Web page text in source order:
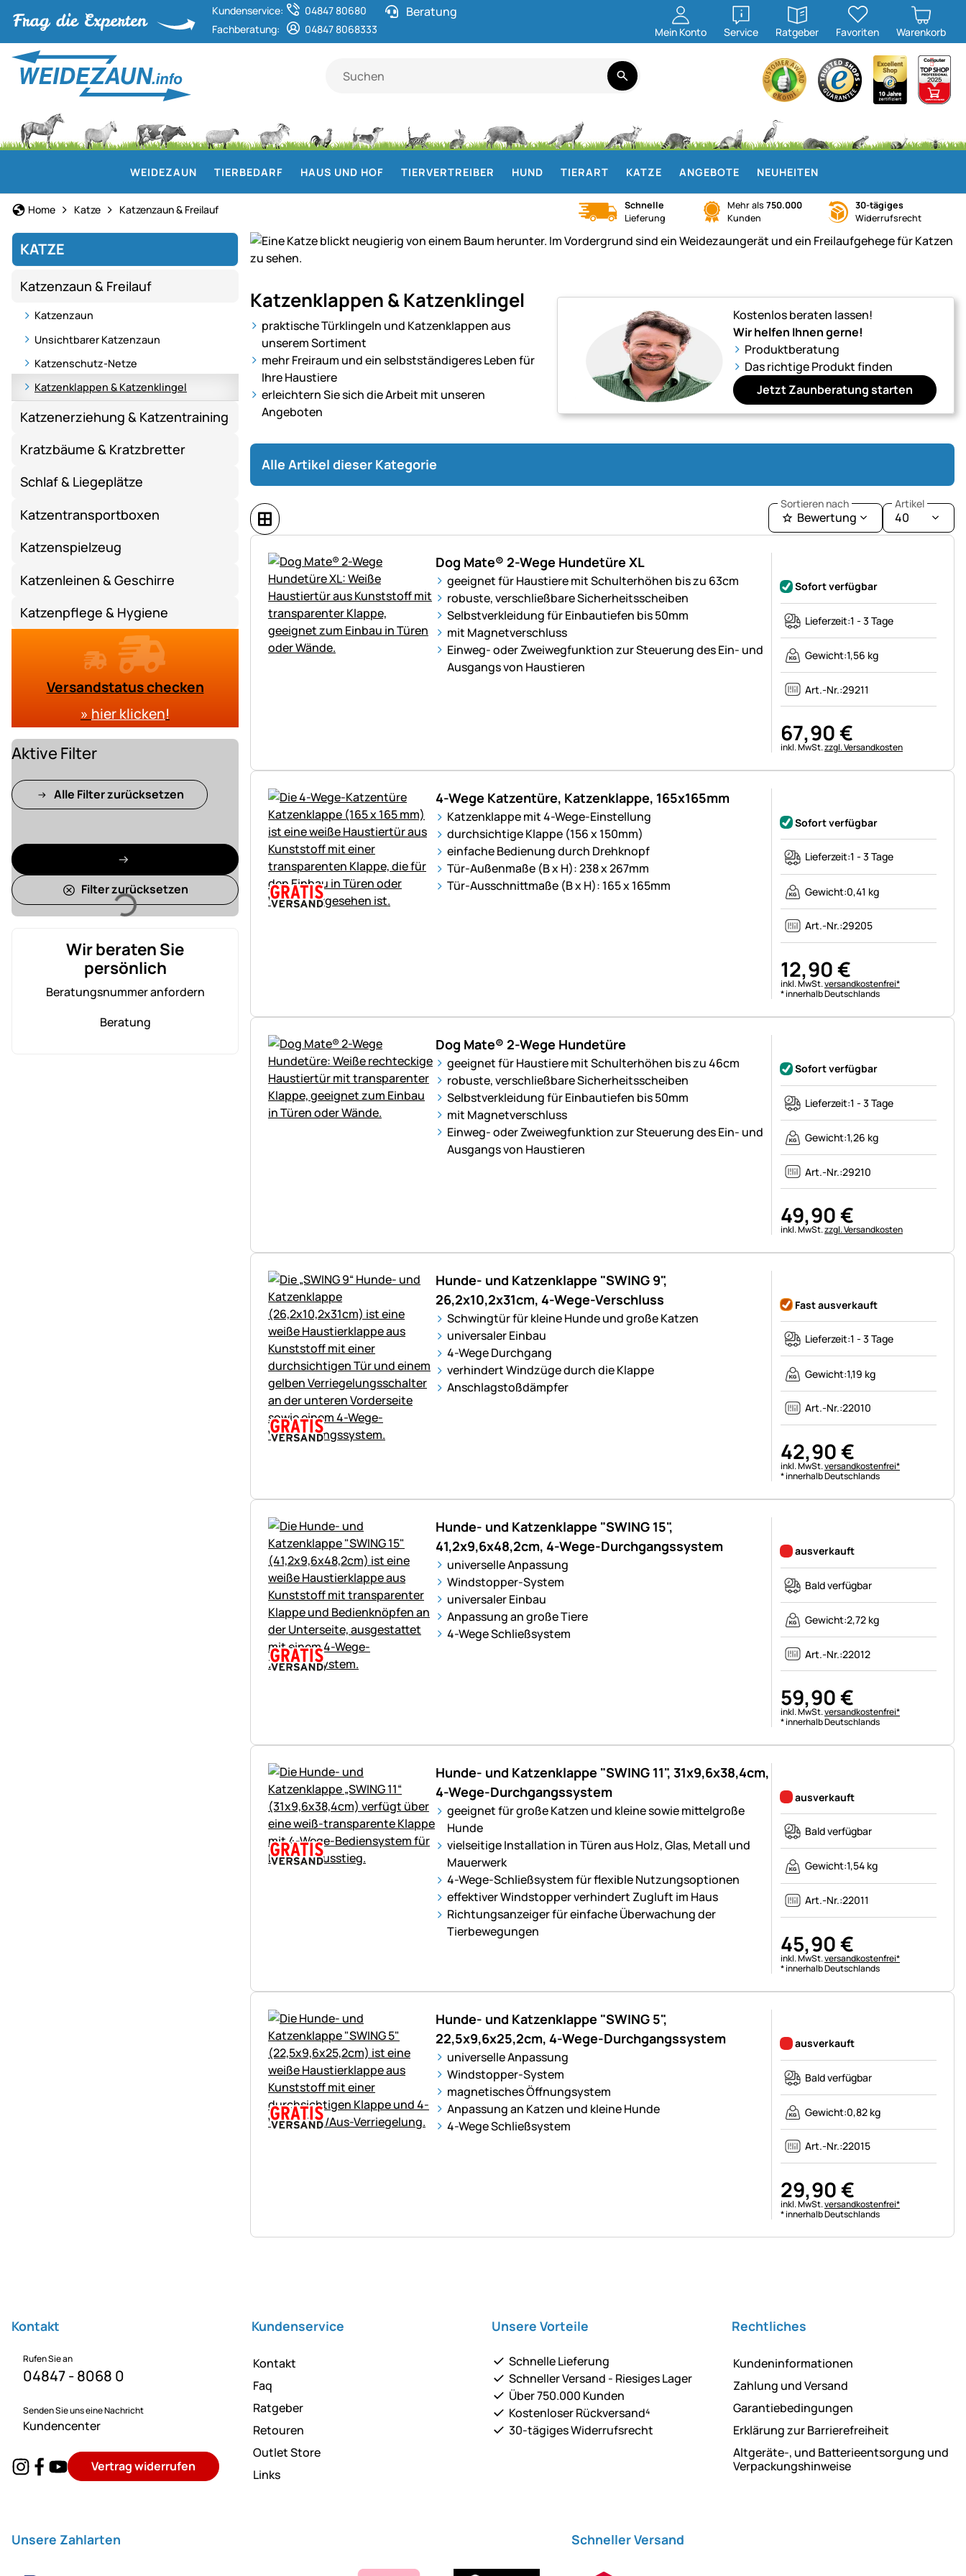
Kundenservice:
04847 80680
Fachberatung:
04847 8068333
Beratung
Mein Konto Service
öffnen
Ratgeber
öffnen
Favoriten Warenkorb
WEIDEZAUN TIERBEDARF HAUS UND HOF TIERVERTREIBER HUND TIERART KATZE ANGEBOTE NEUHEITEN
Home Katze Katzenzaun & Freilauf
Schnelle
Lieferung
Mehr als 750.000
Kunden
30-tägiges
Widerrufsrecht
KATZE
Katzenzaun & Freilauf
Katzenzaun
Unsichtbarer Katzenzaun
Katzenschutz-Netze
Katzenklappen & Katzenklingel
Katzenerziehung & Katzentraining
Kratzbäume & Kratzbretter
Schlaf & Liegeplätze
Katzentransportboxen
Katzenspielzeug
Katzenleinen & Geschirre
Katzenpflege & Hygiene
Versandstatus checken
» hier klicken!
Lädt
Aktive Filter
Alle Filter zurücksetzen
Filter zurücksetzen
Wir beraten Sie
persönlich
Beratungsnummer anfordern
Beratung
Freigang
für
Katzen
–
mit
passenden
Zäunen,
Weidezaungeräten
und
Zubehör
sicheres
Freilaufgehege.
Katzenklappen & Katzenklingel
praktische Türklingeln und Katzenklappen aus
unserem Sortiment
mehr Freiraum und ein selbstständigeres Leben für
Ihre Haustiere
erleichtern Sie sich die Arbeit mit unseren
Angeboten
Kostenlos beraten lassen!
Wir helfen Ihnen gerne!
Produktberatung
Das richtige Produkt finden
Jetzt Zaunberatung starten
Alle Artikel dieser Kategorie
Sortieren nach
Bewertung
Artikel
40
Dog Mate® 2-Wege Hundetüre XL
geeignet für Haustiere mit Schulterhöhen bis zu 63cm
robuste, verschließbare Sicherheitsscheiben
Selbstverkleidung für Einbautiefen bis 50mm
mit Magnetverschluss
Einweg- oder Zweiwegfunktion zur Steuerung des Ein- und
Ausgangs von Haustieren
Sofort verfügbar
Lieferzeit:1 - 3 Tage
Gewicht:1,56 kg
Art.-Nr.:29211
67,90€
Steuerhinweis:
inkl. MwSt.zzgl. Versandkosten
4-Wege Katzentüre, Katzenklappe, 165x165mm
Katzenklappe mit 4-Wege-Einstellung
durchsichtige Klappe (156 x 150mm)
einfache Bedienung durch Drehknopf
Tür-Außenmaße (B x H): 238 x 267mm
Tür-Ausschnittmaße (B x H): 165 x 165mm
Sofort verfügbar
Lieferzeit:1 - 3 Tage
Gewicht:0,41 kg
Art.-Nr.:29205
12,90€
Steuerhinweis:
inkl. MwSt.versandkostenfrei*
* innerhalb Deutschlands
Dog Mate® 2-Wege Hundetüre
geeignet für Haustiere mit Schulterhöhen bis zu 46cm
robuste, verschließbare Sicherheitsscheiben
Selbstverkleidung für Einbautiefen bis 50mm
mit Magnetverschluss
Einweg- oder Zweiwegfunktion zur Steuerung des Ein- und
Ausgangs von Haustieren
Sofort verfügbar
Lieferzeit:1 - 3 Tage
Gewicht:1,26 kg
Art.-Nr.:29210
49,90€
Steuerhinweis:
inkl. MwSt.zzgl. Versandkosten
Hunde- und Katzenklappe "SWING 9",
26,2x10,2x31cm, 4-Wege-Verschluss
Schwingtür für kleine Hunde und große Katzen
universaler Einbau
4-Wege Durchgang
verhindert Windzüge durch die Klappe
Anschlagstoßdämpfer
Fast ausverkauft
Lieferzeit:1 - 3 Tage
Gewicht:1,19 kg
Art.-Nr.:22010
42,90€
Steuerhinweis:
inkl. MwSt.versandkostenfrei*
* innerhalb Deutschlands
Hunde- und Katzenklappe "SWING 15",
41,2x9,6x48,2cm, 4-Wege-Durchgangssystem
universelle Anpassung
Windstopper-System
universaler Einbau
Anpassung an große Tiere
4-Wege Schließsystem
ausverkauft
Bald verfügbar
Gewicht:2,72 kg
Art.-Nr.:22012
59,90€
Steuerhinweis:
inkl. MwSt.versandkostenfrei*
* innerhalb Deutschlands
Hunde- und Katzenklappe "SWING 11", 31x9,6x38,4cm,
4-Wege-Durchgangssystem
geeignet für große Katzen und kleine sowie mittelgroße
Hunde
vielseitige Installation in Türen aus Holz, Glas, Metall und
Mauerwerk
4-Wege-Schließsystem für flexible Nutzungsoptionen
effektiver Windstopper verhindert Zugluft im Haus
Richtungsanzeiger für einfache Überwachung der
Tierbewegungen
ausverkauft
Bald verfügbar
Gewicht:1,54 kg
Art.-Nr.:22011
45,90€
Steuerhinweis:
inkl. MwSt.versandkostenfrei*
* innerhalb Deutschlands
Hunde- und Katzenklappe "SWING 5",
22,5x9,6x25,2cm, 4-Wege-Durchgangssystem
universelle Anpassung
Windstopper-System
magnetisches Öffnungsystem
Anpassung an Katzen und kleine Hunde
4-Wege Schließsystem
ausverkauft
Bald verfügbar
Gewicht:0,82 kg
Art.-Nr.:22015
29,90€
Steuerhinweis:
inkl. MwSt.versandkostenfrei*
* innerhalb Deutschlands
Kontakt
Rufen Sie an
04847 - 8068 0
Senden Sie uns eine Nachricht
Kundencenter
Vertrag widerrufen
Kundenservice
Kontakt
Faq
Ratgeber
Retouren
Outlet Store
Links
Unsere Vorteile
Schnelle Lieferung
Schneller Versand - Riesiges Lager
Über 750.000 Kunden
Kostenloser Rückversand⁴
30-tägiges Widerrufsrecht
Rechtliches
Kundeninformationen
Zahlung und Versand
Garantiebedingungen
Erklärung zur Barrierefreiheit
Altgeräte-, und Batterieentsorgung und
Verpackungshinweise
Unsere Zahlarten Schneller Versand